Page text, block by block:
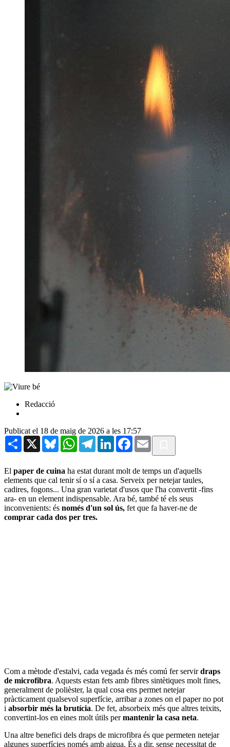
Redacció
Publicat el 18 de maig de 2026 a les 17:57
Share X BlueskyWhatsAppTelegramLinkedInFacebook
Email
El paper de cuina ha estat durant molt de temps un d'aquells
elements que cal tenir sí o sí a casa. Serveix per netejar taules,
cadires, fogons... Una gran varietat d'usos que l'ha convertit -fins
ara- en un element indispensable. Ara bé, també té els seus
inconvenients: és només d'un sol ús, fet que fa haver-ne de
comprar cada dos per tres.
Com a mètode d'estalvi, cada vegada és més comú fer servirdraps
de microfibra. Aquests estan fets amb fibres sintètiques molt fines,
generalment de polièster, la qual cosa ens permet netejar
pràcticament qualsevol superfície, arribar a zones on el paper no pot
i absorbir més la brutícia. De fet, absorbeix més que altres teixits,
convertint-los en eines molt útils permantenir la casa neta.
Una altre benefici dels draps de microfibra és que permeten netejar
algunes superfícies només amb aigua. És a dir, sense necessitat de